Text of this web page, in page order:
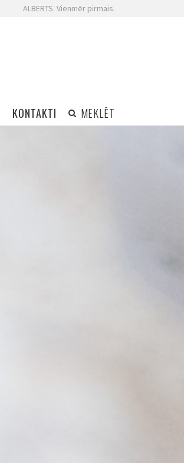
ALBERTS. Vienmēr pirmais.
KONTAKTI MEKLĒT